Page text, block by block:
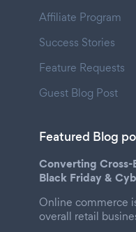
Affiliate Program
Success Stories
Feature Requests
Guest Blog Post
Featured Blog
Converting Cross-
Black Friday &
Online commerce
overall retail